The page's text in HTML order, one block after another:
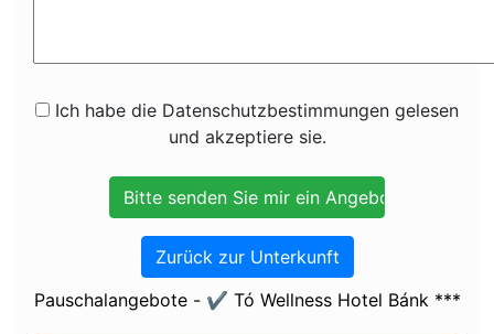
Ich habe die Datenschutzbestimmungen gelesen
und akzeptiere sie.
Zurück zur Unterkunft
Pauschalangebote - ✔️ Tó Wellness Hotel Bánk ***